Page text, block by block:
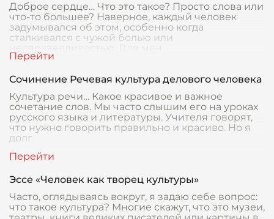
Доброе сердце… Что это такое? Просто слова или
что-то большее? Наверное, каждый человек
задумывался об этом, особенно когда
сталкивался с чужой болью или
несправедливостью. Для мен
Сочинение Речевая культура делового человека
Культура речи… Какое красивое и важное
сочетание слов. Мы часто слышим его на уроках
русского языка и литературы. Учителя говорят,
что нужно говорить правильно и красиво. Но я
долг
Эссе «Человек как творец культуры»
Часто, оглядываясь вокруг, я задаю себе вопрос:
что такое культура? Многие скажут, что это музеи,